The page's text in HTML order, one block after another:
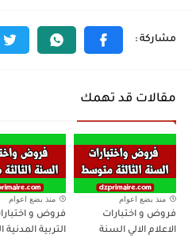
مقالات قد تهمك
منذ بضع اعوام
فروض و اختبارات
الاعلام الالي السنة
منذ بضع اعوام
فروض و
التربية المدنية